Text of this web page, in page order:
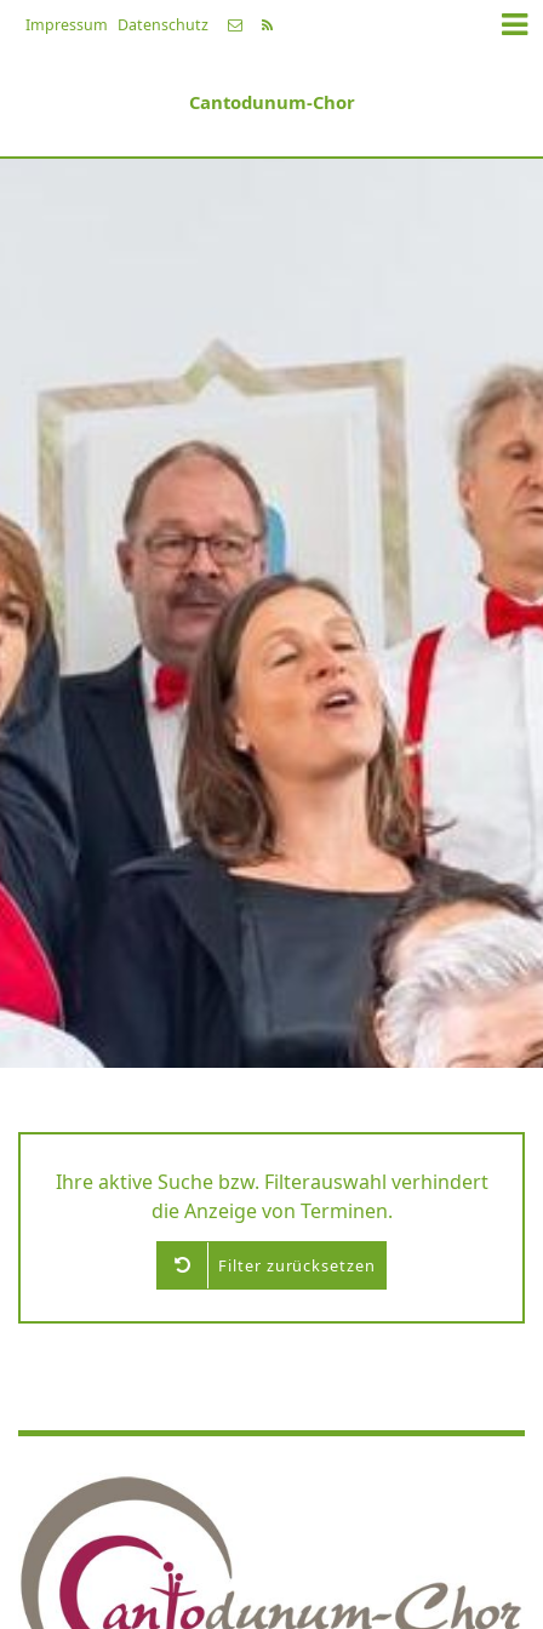
Impressum Datenschutz
Cantodunum-Chor
Ihre aktive Suche bzw. Filterauswahl verhindert
die Anzeige von Terminen.
Filter zurücksetzen